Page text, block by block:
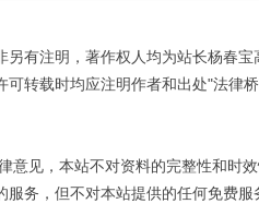
有注明，著作权人均为站长杨春
转载时均应注明作者和出处"法律
见，本站不对资料的完整性和时
务，但不对本站提供的任何免费服